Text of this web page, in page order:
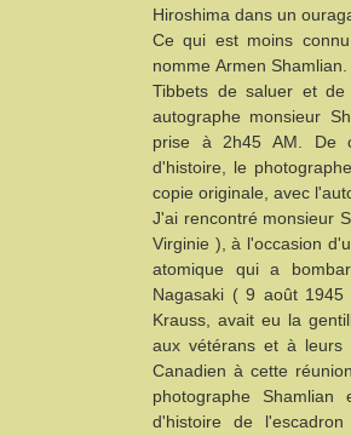
Hiroshima dans un
Ce qui est moins
nomme Armen
Tibbets de saluer et
autographe monsieur
prise à 2h45 AM. De
d'histoire, le
copie originale, avec
J'ai rencontré monsieur
Virginie ), à l'occasion
atomique qui a
Nagasaki ( 9 août
Krauss, avait eu la
aux vétérans et à leurs
Canadien à cette
photographe
d'histoire de